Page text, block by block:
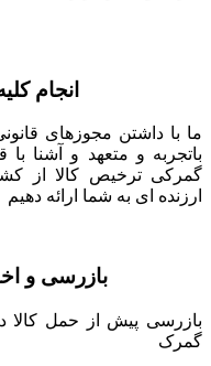
انجام
ما با داشتن مجوزهای
باتجربه و متعهد و آشنا
گمرکی ترخیص کالا از
ارزنده ای به شما ارائه دهیم
بازرسی و
بازرسی پیش از حمل کالا
گمرک